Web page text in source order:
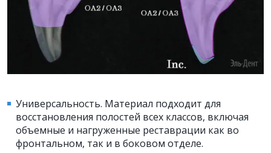
Универсальность. Материал подходит для
восстановления полостей всех классов, включая
объемные и нагруженные реставрации как во
фронтальном, так и в боковом отделе.